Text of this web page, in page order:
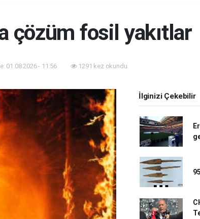
çözüm fosil yakıtlar
01.08.2026 - 11:56 1291 kez okundu.
İlginizi Çekebilir